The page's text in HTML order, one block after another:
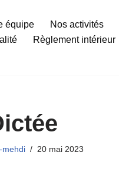
équipe Nos activités
Règlement intérieur
mehdi 20 mai 2023